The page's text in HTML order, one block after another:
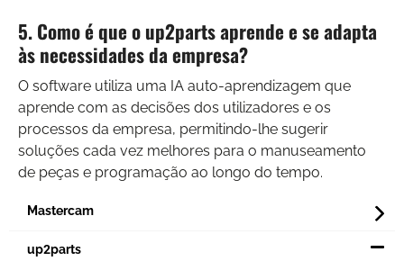
Mastercam
up2parts
5. Como é que o up2parts aprende e se adapta
às necessidades da empresa?
O software utiliza uma IA auto-aprendizagem que
aprende com as decisões dos utilizadores e os
processos da empresa, permitindo-lhe sugerir
soluções cada vez melhores para o manuseamento
de peças e programação ao longo do tempo.